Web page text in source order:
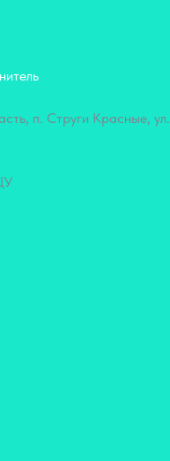
п. Струги Красные, ул.